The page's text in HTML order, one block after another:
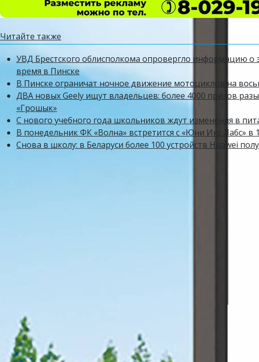
Читайте также
УВД Брестского облисполкома опровергло информацию
время в Пинске
В Пинске ограничат ночное движение мотоциклов на
ДВА новых Geely ищут владельцев: более 4000 призов
«Грошык»
С нового учебного года школьников ждут изменения в
В понедельник ФК «Волна» встретится с «Юни Икс Лабс» в
Снова в школу: в Беларуси более 100 устройств Huawei